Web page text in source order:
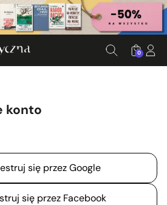
0
konto
się przez Google
się przez Facebook